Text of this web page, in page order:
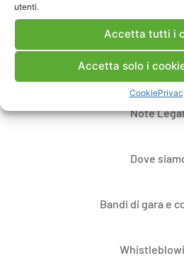
utenti.
Accetta tutti i
Accetta solo i
Cookie
Contatti
Note
Dove
Bandi di gara e